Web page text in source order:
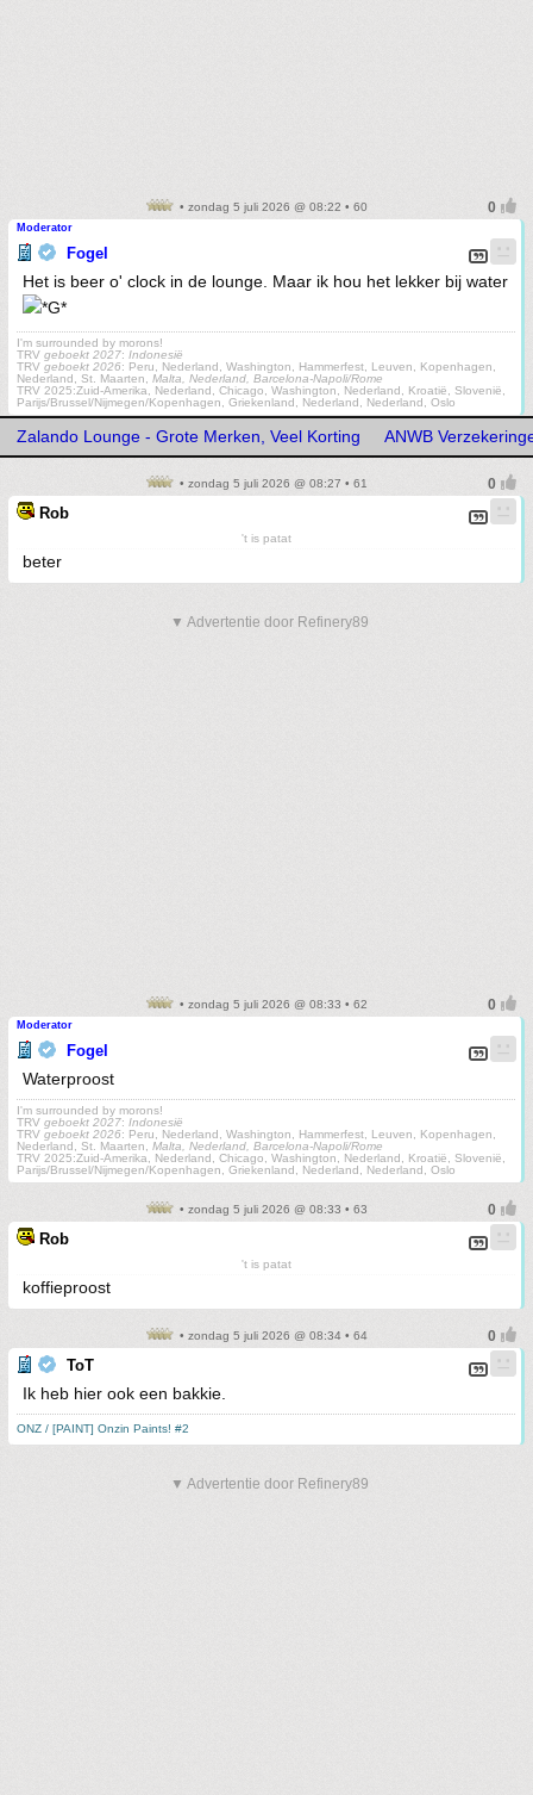
• zondag 5 juli 2026 @ 08:22 • 60
Moderator
Fogel
Het is beer o' clock in de lounge. Maar ik hou het lekker bij water
I'm surrounded by morons!
TRV geboekt 2027: Indonesië
TRV geboekt 2026: Peru, Nederland, Washington, Hammerfest, Leuven, Kopenhagen,
Nederland, St. Maarten, Malta, Nederland, Barcelona-Napoli/Rome
TRV 2025:Zuid-Amerika, Nederland, Chicago, Washington, Nederland, Kroatië, Slovenië,
Parijs/Brussel/Nijmegen/Kopenhagen, Griekenland, Nederland, Nederland, Oslo
Zalando Lounge - Grote Merken, Veel Korting ANWB
• zondag 5 juli 2026 @ 08:27 • 61
Rob
't is patat
beter
▼ Advertentie door Refinery89
• zondag 5 juli 2026 @ 08:33 • 62
Moderator
Fogel
Waterproost
I'm surrounded by morons!
TRV geboekt 2027: Indonesië
TRV geboekt 2026: Peru, Nederland, Washington, Hammerfest, Leuven, Kopenhagen,
Nederland, St. Maarten, Malta, Nederland, Barcelona-Napoli/Rome
TRV 2025:Zuid-Amerika, Nederland, Chicago, Washington, Nederland, Kroatië, Slovenië,
Parijs/Brussel/Nijmegen/Kopenhagen, Griekenland, Nederland, Nederland, Oslo
• zondag 5 juli 2026 @ 08:33 • 63
Rob
't is patat
koffieproost
• zondag 5 juli 2026 @ 08:34 • 64
ToT
Ik heb hier ook een bakkie.
ONZ / [PAINT] Onzin Paints! #2
▼ Advertentie door Refinery89